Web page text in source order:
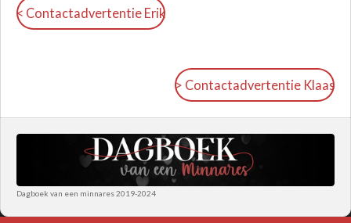
< Contactadvertentie Erik
> Contactadvertentie Klaas
Dagboek van een minnares 2019-2024